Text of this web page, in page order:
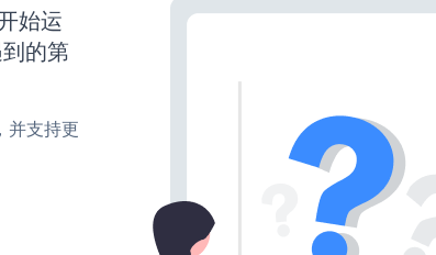
始运
的第
支持更